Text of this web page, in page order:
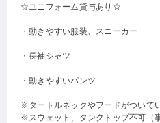
☆ユニフォーム貸与あり☆
・動きやすい服装、スニーカー
・長袖シャツ
・動きやすいパンツ
※タートルネックやフードがついて
※スウェット、タンクトップ不可（